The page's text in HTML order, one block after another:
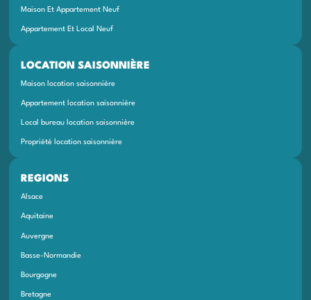
Maison Et Appartement Neuf
Appartement Et Local Neuf
LOCATION SAISONNIÈRE
Maison location saisonnière
Appartement location saisonnière
Local bureau location saisonnière
Propriété location saisonnière
REGIONS
Alsace
Aquitaine
Auvergne
Basse-Normandie
Bourgogne
Bretagne